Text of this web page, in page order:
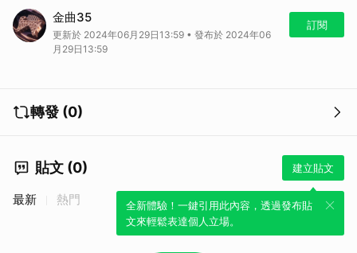
唱紅《火影》生物股長飆中文 蘇打綠阿龔臨時缺席照樣大炸場
金曲35
更新於 2024年06月29日13:59 • 發布於 2024年06
月29日13:59
訂閱
轉發 (0)
貼文 (0) 建立貼文
全新體驗！一鍵引用此內容，透過發布貼
文來輕鬆表達個人立場。
最新 熱門